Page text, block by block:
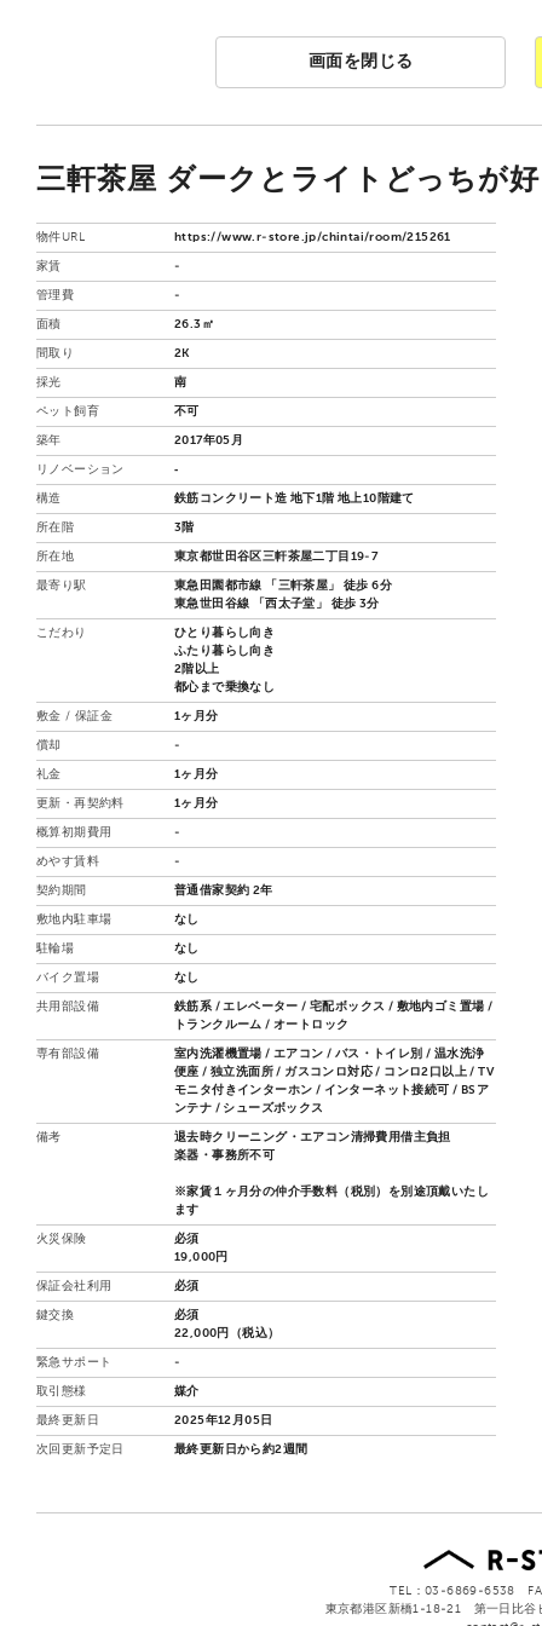
画面を閉じる
三軒茶屋 ダークとライトどっちが
物件URL https://www.r-store.jp/chintai/room/215261
家賃 -
管理費 -
面積 26.3㎡
間取り 2K
採光 南
ペット飼育 不可
築年 2017年05月
リノベーション ‐
構造 鉄筋コンクリート造 地下1階 地上10階建て
所在階 3階
所在地 東京都世田谷区三軒茶屋二丁目19-7
最寄り駅
東急田園都市線 「三軒茶屋」 徒歩 6分
東急世田谷線 「西太子堂」 徒歩 3分
こだわり
ひとり暮らし向き
ふたり暮らし向き
2階以上
都心まで乗換なし
敷金 / 保証金 1ヶ月分
償却 -
礼金 1ヶ月分
更新・再契約料 1ヶ月分
概算初期費用 -
めやす賃料 -
契約期間 普通借家契約 2年
敷地内駐車場 なし
駐輪場 なし
バイク置場 なし
共用部設備
鉄筋系 / エレベーター / 宅配ボックス / 敷地内ゴミ置場 /
トランクルーム / オートロック
専有部設備
室内洗濯機置場 / エアコン / バス・トイレ別 / 温水洗浄
便座 / 独立洗面所 / ガスコンロ対応 / コンロ2口以上 / TV
モニタ付きインターホン / インターネット接続可 / BSア
ンテナ / シューズボックス
備考
退去時クリーニング・エアコン清掃費用借主負担
楽器・事務所不可
※家賃１ヶ月分の仲介手数料（税別）を別途頂戴いたし
ます
火災保険
必須
19,000円
保証会社利用 必須
鍵交換
必須
22,000円（税込）
緊急サポート -
取引態様 媒介
最終更新日 2025年12月05日
次回更新予定日 最終更新日から約2週間
TEL：03-6869-6538
東京都港区新橋1-18-21 第一日比谷